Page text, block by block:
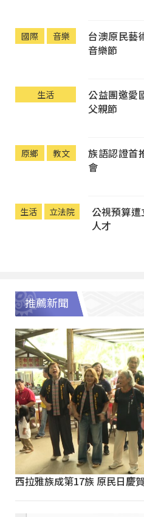
國際 音樂
台澳原民藝
音樂節
生活
公益團邀愛
父親節
原鄉 教文
族語認證首
會
生活 立法院
公視預算
人才
推薦新聞
西拉雅族成第17族 原民日慶